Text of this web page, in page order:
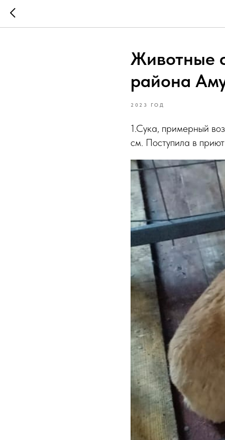
Животные
района
2023 ГОД
1.Сука, примерный
см. Поступила в